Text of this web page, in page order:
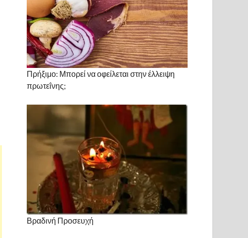
Πρήξιμο: Μπορεί να οφείλεται στην έλλειψη
πρωτεΐνης;
Βραδινή Προσευχή